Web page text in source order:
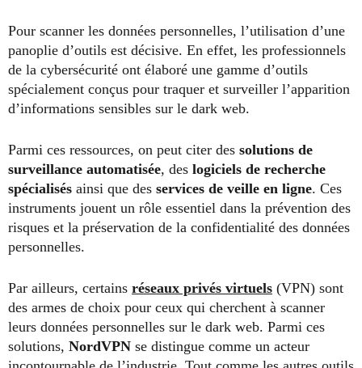
Pour scanner les données personnelles, l’utilisation d’une
panoplie d’outils est décisive. En effet, les professionnels
de la cybersécurité ont élaboré une gamme d’outils
spécialement conçus pour traquer et surveiller l’apparition
d’informations sensibles sur le dark web.
Parmi ces ressources, on peut citer des solutions de
surveillance automatisée, des logiciels de recherche
spécialisés ainsi que des services de veille en ligne. Ces
instruments jouent un rôle essentiel dans la prévention des
risques et la préservation de la confidentialité des données
personnelles.
Par ailleurs, certains réseaux privés virtuels (VPN) sont
des armes de choix pour ceux qui cherchent à scanner
leurs données personnelles sur le dark web. Parmi ces
solutions, NordVPN se distingue comme un acteur